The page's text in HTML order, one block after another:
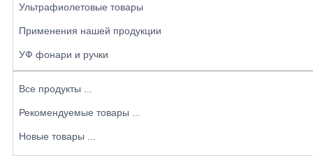
Ультрафиолетовые товары
Применения нашей продукции
УФ фонари и ручки
Все продукты ...
Рекомендуемые товары ...
Новые товары ...